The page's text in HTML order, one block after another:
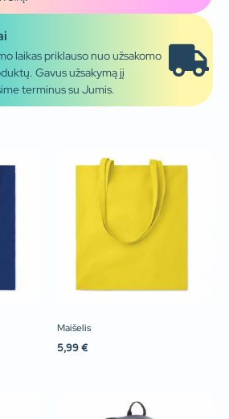
laikas priklauso nuo užsakomo
Gavus užsakymą jį
terminus su Jumis.
Maišelis
5,99 €